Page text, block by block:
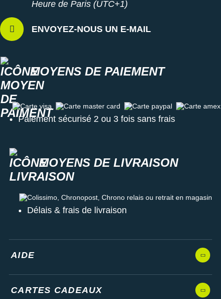
Heure de Paris (UTC+1)
ENVOYEZ-NOUS UN E-MAIL
MOYENS DE PAIEMENT
Carte visa Carte master card Carte paypal Carte amex
Paiement sécurisé 2 ou 3 fois sans frais
MOYENS DE LIVRAISON
Colissimo, Chronopost, Chrono relais ou retrait en magasin
Délais & frais de livraison
AIDE
CARTES CADEAUX